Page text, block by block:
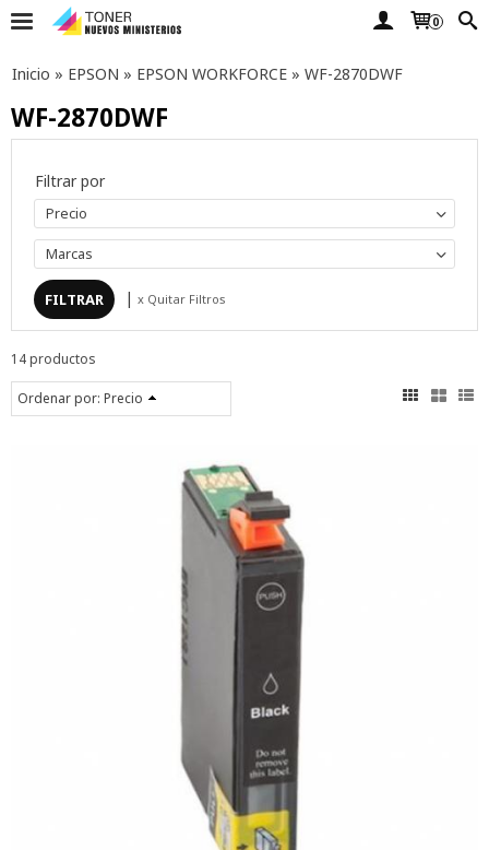
0
Inicio » EPSON » EPSON WORKFORCE » WF-2870DWF
WF-2870DWF
Filtrar por
Precio
Marcas
| x Quitar Filtros
14 productos
Ordenar por: Precio